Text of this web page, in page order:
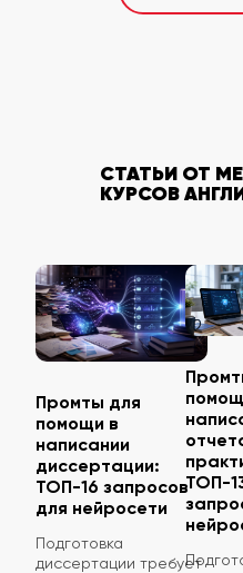
СТАТЬИ ОТ
КУРСОВ
Промты для
помощи в
написании
диссертации:
ТОП-16 запросов
для нейросети
Подготовка
диссертации требует
ТОП-